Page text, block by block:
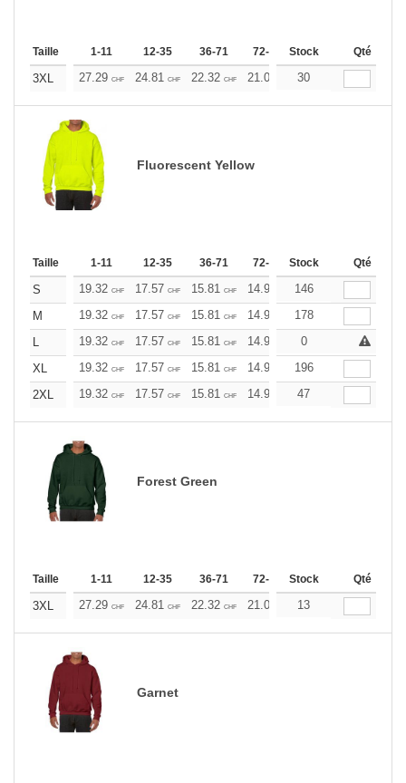
Taille 1-11 12-35 36-71 72-143 144-287 288 +
Stock Qté
3XL 27.29 CHF 24.81 CHF 22.32 CHF 21.09 19.85
30
Fluorescent Yellow
Taille 1-11 12-35 36-71 72-143 144-287 288 +
Stock Qté
S 19.32 CHF 17.57 CHF 15.81 CHF 14.93 14.06
146
M
19.32 CHF 17.57 CHF 15.81 CHF 14.93 14.06
178
L
19.32 CHF 17.57 CHF 15.81 CHF 14.93 14.06 13.17
0
XL
19.32 CHF 17.57 CHF 15.81 CHF 14.93 14.06
196
2XL
19.32 CHF 17.57 CHF 15.81 CHF 14.93 14.06
47
Forest Green
Taille 1-11 12-35 36-71 72-143 144-287 288 +
Stock Qté
3XL 27.29 CHF 24.81 CHF 22.32 CHF 21.09 19.85
13
Garnet